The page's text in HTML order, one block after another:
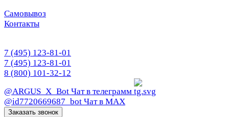
Самовывоз
Контакты
7 (495) 123-81-01
7 (495) 123-81-01
8 (800) 101-32-12
@ARGUS_X_Bot Чат в телеграмм
@id7720669687_bot Чат в МАХ
Заказать звонок